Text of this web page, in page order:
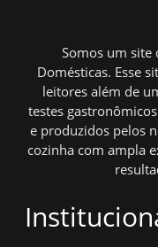
Somos um site
Domésticas. Esse
leitores além de
testes
e produzidos pelos
cozinha com ampla